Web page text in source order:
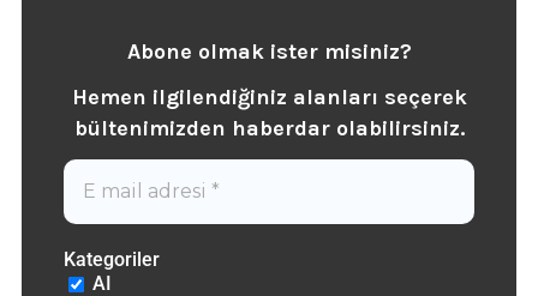
Abone olmak ister misiniz?
Hemen ilgilendiğiniz alanları seçerek
bültenimizden haberdar olabilirsiniz.
Kategoriler
AI